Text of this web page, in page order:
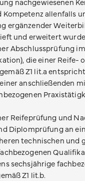
Kompetenz allenfalls
ergänzender
und erweitert
Abschlussprüfung
die einer Reife-
Z1 lit.a
anschließenden
Reifeprüfung und
Diplomprüfung an
technischen und
sechsjährige
Z1 lit.b.